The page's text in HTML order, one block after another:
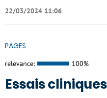
22/03/2024 11:06
PAGES
relevance: 100%
Essais cliniques